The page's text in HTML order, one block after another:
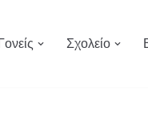
Γονείς Σχολείο